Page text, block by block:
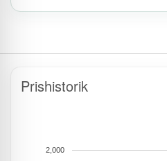
Prishistorik
2,000